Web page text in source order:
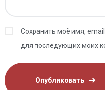
Сохранить моё имя,
для последующих моих